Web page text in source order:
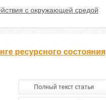
с окружающей средой
ресурсного состояния
Полный текст статьи